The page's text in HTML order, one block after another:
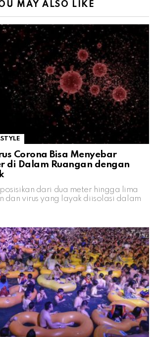
MAY ALSO LIKE
Corona Bisa Menyebar
di Dalam Ruangan dengan
dari dua meter hingga lima
dan virus yang layak diisolasi dalam